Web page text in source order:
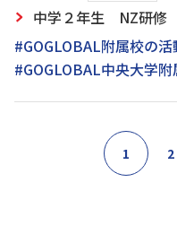
中学２年生 NZ研修
#GOGLOBAL附属校の
#GOGLOBAL中央大学
1 2